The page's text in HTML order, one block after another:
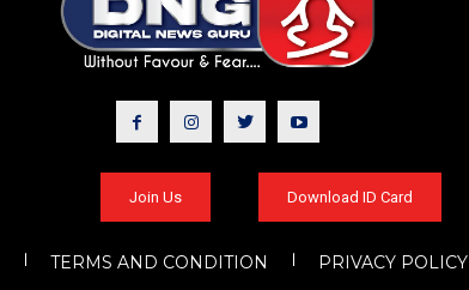
Join Us Download ID Card
TERMS AND CONDITION PRIVACY POLICY